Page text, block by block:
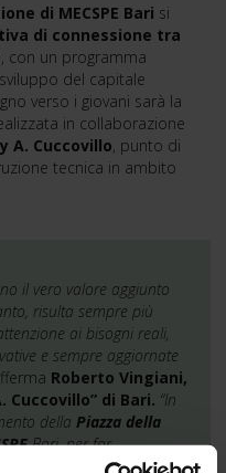
di MECSPE Bari si
di connessione tra
, con un programma
del capitale
verso i giovani sarà la
in collaborazione
A. Cuccovillo , punto di
tecnica in ambito
il vero valore aggiunto
risulta sempre più
ai bisogni reali,
e sempre aggiornate
Roberto Vingiani,
Cuccovillo” di Bari. “In
della Piazza della
Bari, per far
diretto delle